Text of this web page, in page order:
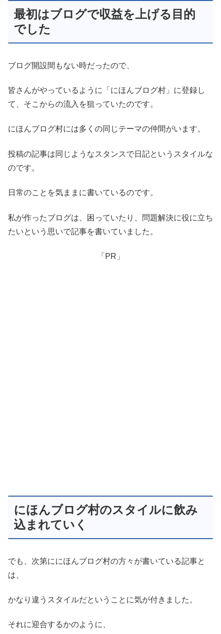
最初はブログで収益を上げる目的
でした
ブログ開設間もない時だったので、
皆さんがやっているように「にほんブログ村」に登録し
て、そこからの流入を狙っていたのです。
にほんブログ村には多くの同じテーマの仲間がいます。
投稿の記事は同じようなスタンスで日記というスタイルな
のです。
日常のことを気ままに書いているのです。
私が作ったブログは、困っていたり、問題解決に役に立ち
たいという思いで記事を書いていました。
「PR」
にほんブログ村のスタイルに飲み
込まれていく
でも、次第ににほんブログ村の方々が書いている記事と
は、
かなり違うスタイルだということに気が付きました。
それに迎合するかのように、